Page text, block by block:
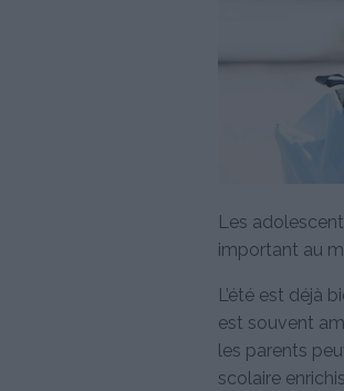
Les
important au
L’été est déjà
est souvent
les parents
scolaire